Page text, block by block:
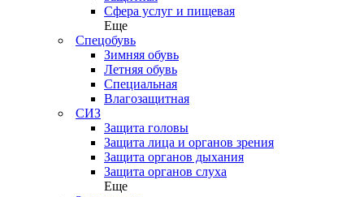
Сфера услуг и пищевая
Еще
Спецобувь
Зимняя обувь
Летняя обувь
Специальная
Влагозащитная
СИЗ
Защита головы
Защита лица и органов зрения
Защита органов дыхания
Защита органов слуха
Еще